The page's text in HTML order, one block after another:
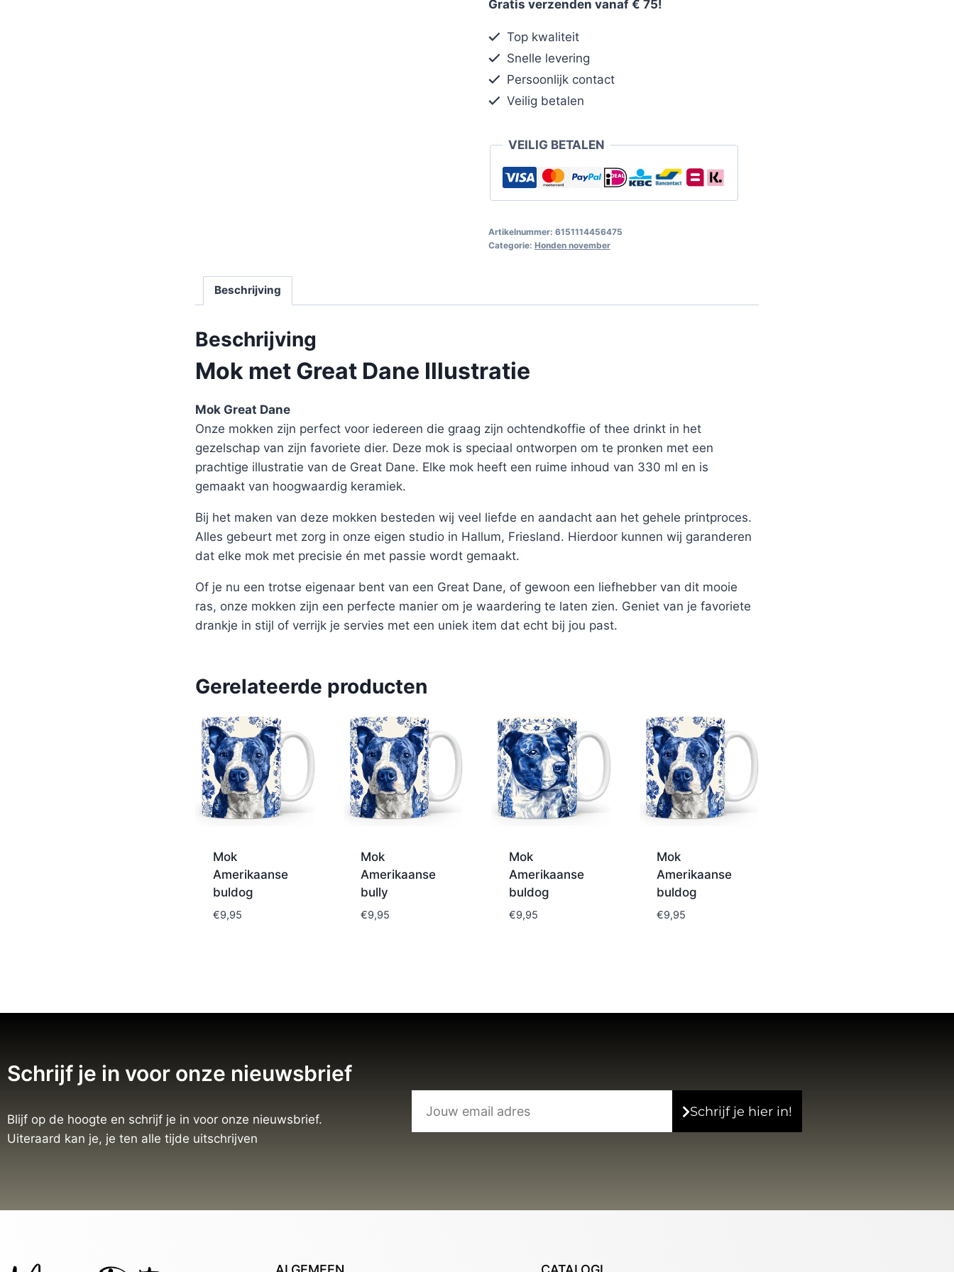
Gratis verzenden vanaf € 75!
Top kwaliteit
Snelle levering
Persoonlijk contact
Veilig betalen
VEILIG BETALEN
Artikelnummer: 6151114456475
Categorie: Honden november
Beschrijving
Beschrijving
Mok met Great Dane Illustratie
Mok Great Dane
Onze mokken zijn perfect voor iedereen die graag zijn ochtendkoffie of thee drinkt in het
gezelschap van zijn favoriete dier. Deze mok is speciaal ontworpen om te pronken met een
prachtige illustratie van de Great Dane. Elke mok heeft een ruime inhoud van 330 ml en is
gemaakt van hoogwaardig keramiek.
Bij het maken van deze mokken besteden wij veel liefde en aandacht aan het gehele printproces.
Alles gebeurt met zorg in onze eigen studio in Hallum, Friesland. Hierdoor kunnen wij garanderen
dat elke mok met precisie én met passie wordt gemaakt.
Of je nu een trotse eigenaar bent van een Great Dane, of gewoon een liefhebber van dit mooie
ras, onze mokken zijn een perfecte manier om je waardering te laten zien. Geniet van je favoriete
drankje in stijl of verrijk je servies met een uniek item dat echt bij jou past.
Gerelateerde producten
Mok
Amerikaanse
buldog
€9,95
Mok
Amerikaanse
bully
€9,95
Mok
Amerikaanse
buldog
€9,95
Mok
Amerikaanse
buldog
€9,95
Schrijf je in voor onze nieuwsbrief
Blijf op de hoogte en schrijf je in voor onze nieuwsbrief.
Uiteraard kan je, je ten alle tijde uitschrijven
Schrijf je hier in!